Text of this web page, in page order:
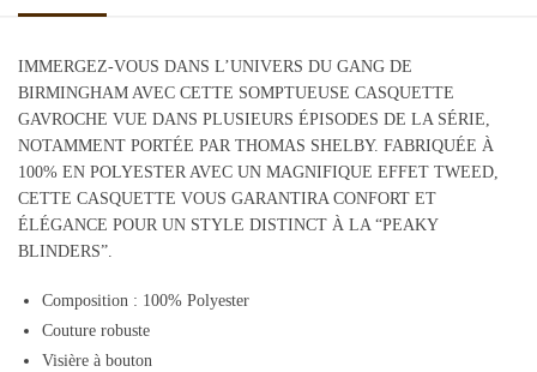
IMMERGEZ-VOUS DANS L’UNIVERS DU GANG DE
BIRMINGHAM AVEC CETTE SOMPTUEUSE CASQUETTE
GAVROCHE VUE DANS PLUSIEURS ÉPISODES DE LA SÉRIE,
NOTAMMENT PORTÉE PAR THOMAS SHELBY. FABRIQUÉE À
100% EN POLYESTER AVEC UN MAGNIFIQUE EFFET TWEED,
CETTE CASQUETTE VOUS GARANTIRA CONFORT ET
ÉLÉGANCE POUR UN STYLE DISTINCT À LA “PEAKY
BLINDERS”.
Composition : 100% Polyester
Couture robuste
Visière à bouton